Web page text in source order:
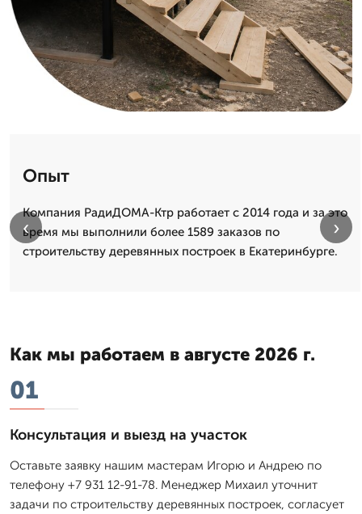
Опыт
Компания РадиДОМА-Ктр работает с 2014 года и за это
время мы выполнили более 1589 заказов по
строительству деревянных построек в Екатеринбурге.
‹ ›
Как мы работаем в августе 2026 г.
01
Консультация и выезд на участок
Оставьте заявку нашим мастерам Игорю и Андрею по
телефону +7 931 12-91-78. Менеджер Михаил уточнит
задачи по строительству деревянных построек, согласует